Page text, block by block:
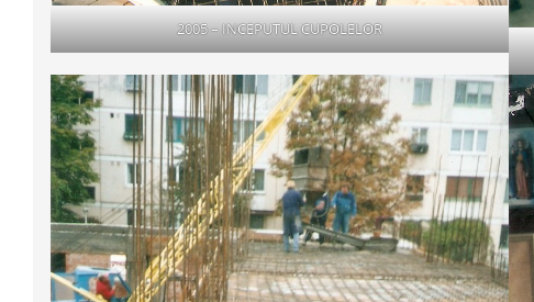
2005 – INCEPUTUL CUPOLELOR